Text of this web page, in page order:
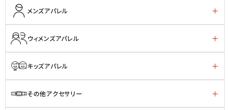
メンズアパレル
ウィメンズアパレル
キッズアパレル
その他アクセサリー